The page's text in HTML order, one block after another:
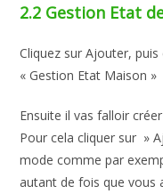
2.2 Gestion Etat
Cliquez sur Ajouter,
« Gestion Etat Maison »
Ensuite il vas falloir
Pour cela cliquer sur »
mode comme par
autant de fois que vous